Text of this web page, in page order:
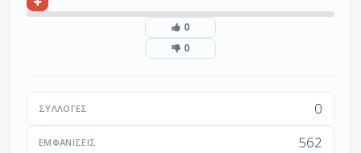
0
0
ΣΥΛΛΟΓΈΣ 0
ΕΜΦΑΝΊΣΕΙΣ 562